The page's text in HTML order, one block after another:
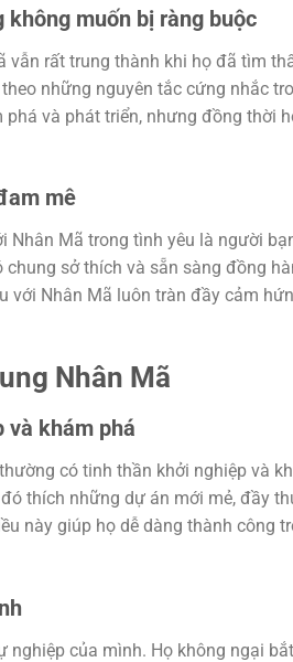
muốn bị ràng buộc
vẫn rất trung thành khi họ đã tìm
những nguyên tắc cứng nhắc
và phát triển, nhưng đồng thời
mê
Nhân Mã trong tình yêu là người
sở thích và sẵn sàng đồng
với Nhân Mã luôn tràn đầy cảm
Nhân Mã
và khám phá
có tinh thần khởi nghiệp và
thích những dự án mới mẻ, đầy
này giúp họ dễ dàng thành công
nghiệp của mình. Họ không ngại